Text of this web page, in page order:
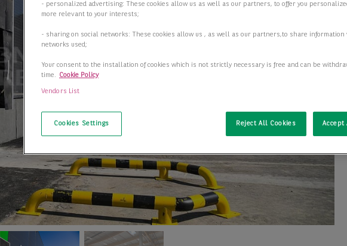
- personalized advertising: These cookies allow us as well as our partners, to offer you
more relevant to your interests;
- sharing on social networks: These cookies allow us , as well as our partners,to share
networks used;
Your consent to the installation of cookies which is not strictly necessary is free and can be
time. Cookie Policy
Vendors List
Cookies Settings Reject All Cookies Accept